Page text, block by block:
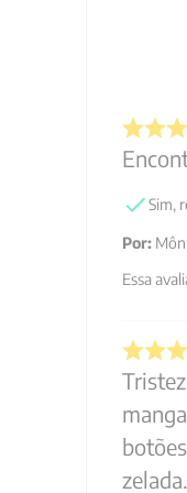
Sim,
Por:
Essa